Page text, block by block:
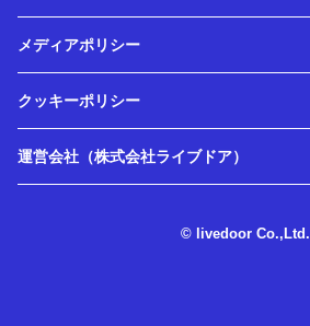
メディアポリシー
クッキーポリシー
運営会社（株式会社ライブドア）
© livedoor Co.,Ltd.